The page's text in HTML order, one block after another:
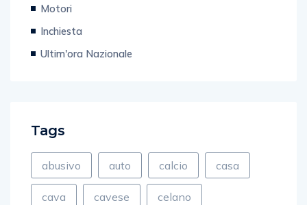
Motori
Inchiesta
Ultim'ora Nazionale
Tags
abusivo auto calcio casa
cava cavese celano